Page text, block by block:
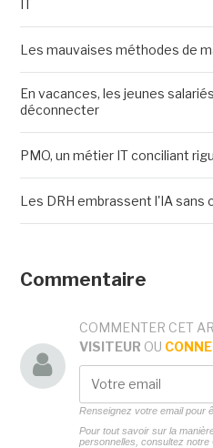
IT
Les mauvaises méthodes de
En vacances, les jeunes
déconnecter
PMO, un métier IT conciliant
Les DRH embrassent l'IA sans
Commentaire
COMMENTER CET
VISITEUR OU
Renseignez votre email pour
Pour tout savoir sur la
personnelles, consultez notre